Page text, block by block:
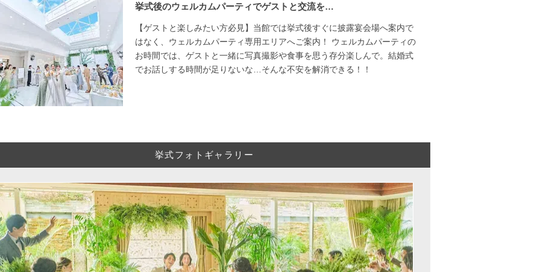
挙式後のウェルカムパーティでゲストと交流を…
【ゲストと楽しみたい方必見】当館では挙式後すぐに披露宴会場へ案内で
はなく、ウェルカムパーティ専用エリアへご案内！ ウェルカムパーティの
お時間では、ゲストと一緒に写真撮影や食事を思う存分楽しんで。結婚式
でお話しする時間が足りないな…そんな不安を解消できる！！
挙式フォトギャラリー